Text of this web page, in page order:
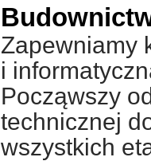
Zapewniamy
i
Począwszy
technicznej
wszystkich